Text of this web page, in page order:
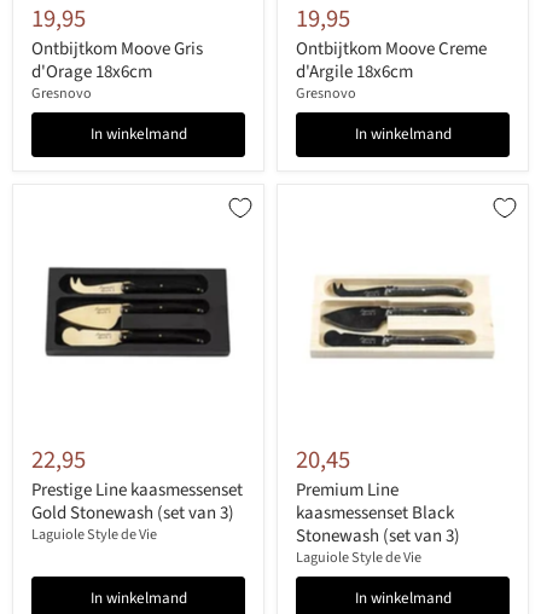
19,95
Ontbijtkom Moove Gris
d'Orage 18x6cm
Gresnovo
In winkelmand
19,95
Ontbijtkom Moove Creme
d'Argile 18x6cm
Gresnovo
In winkelmand
22,95
Prestige Line kaasmessenset
Gold Stonewash (set van 3)
Laguiole Style de Vie
In winkelmand
20,45
Premium Line
kaasmessenset Black
Stonewash (set van 3)
Laguiole Style de Vie
In winkelmand